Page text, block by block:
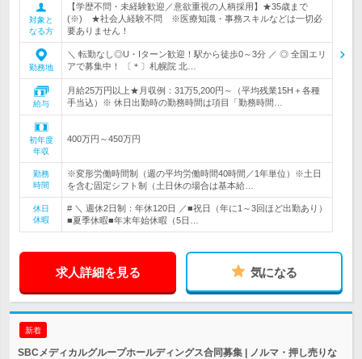
対象と
なる方
【学歴不問・未経験歓迎／意欲重視の人柄採用】★35歳まで
(※) ★社会人経験不問 ※医療知識・事務スキルなどは一切必
要ありません！
勤務地
＼ 転勤なし◎U・Iターン歓迎！駅から徒歩0～3分 ／ ◎ 全国エリ
アで募集中！ 〔＊〕札幌院 北…
給与
月給25万円以上★月収例：31万5,200円～（平均残業15H＋各種
手当込）※ 休日出勤時の勤務時間は項目「勤務時間…
初年度
年収
400万円～450万円
勤務
時間
※変形労働時間制（週の平均労働時間40時間／1年単位）※土日
を含む固定シフト制（土日休の場合は基本給…
休日
休暇
# ＼ 週休2日制：年休120日 ／■祝日（年に1～3回ほど出勤あり）
■夏季休暇■年末年始休暇（5日…
求人詳細を見る 気になる
新着
SBCメディカルグループホールディングス合同募集 | ノルマ・押し売りな